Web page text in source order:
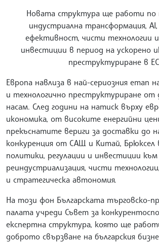
Новата структура ще работи
индустриална трансформация, AI,
ефективност, чисти технологии
инвестиции в период на ускорено
преструктуриране в ЕС
Европа навлиза в най-сериозния етап
и технологично преструктуриране от
насам. След години на натиск върху
икономика, от високите енергийни
прекъснатите вериги за доставки до
конкуренция от САЩ и Китай, Брюксел
политики, регулации и инвестиции към
реиндустриализация, чисти
и стратегическа автономия.
На този фон Българската търговско-
палата учреди Съвет за
експертна структура, която ще
доброто свързване на българския